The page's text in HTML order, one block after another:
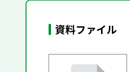
資料ファイル